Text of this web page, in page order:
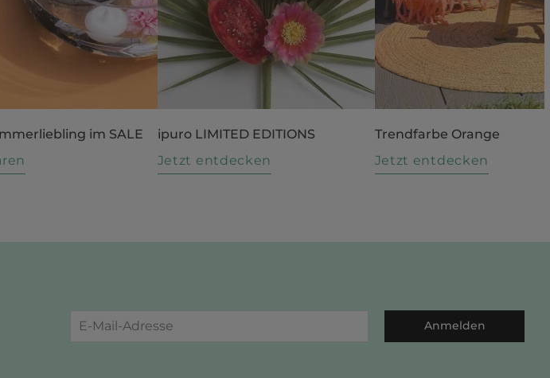
im SALE
ipuro LIMITED EDITIONS
Jetzt entdecken
Trendfarbe Orange
Jetzt entdecken
Anmelden